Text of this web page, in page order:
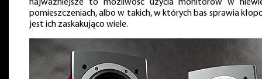
najważniejsze to możliwość użycia monitorów w
pomieszczeniach, albo w takich, w których bas sprawia
jest ich zaskakująco wiele.